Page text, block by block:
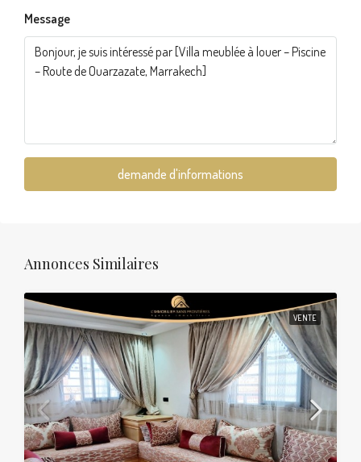
Message
demande d'informations
Annonces Similaires
VENTE